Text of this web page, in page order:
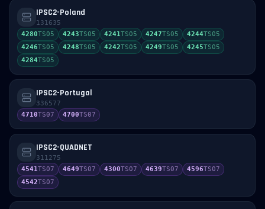
IPSC2-Poland
131635
4280TS05 4243TS05 4241TS05 4247TS05 4244TS05
4246TS05 4248TS05 4242TS05 4249TS05 4245TS05
4284TS05
IPSC2-Portugal
336577
4710TS07 4700TS07
IPSC2-QUADNET
311275
4541TS07 4649TS07 4300TS07 4639TS07 4596TS07
4542TS07